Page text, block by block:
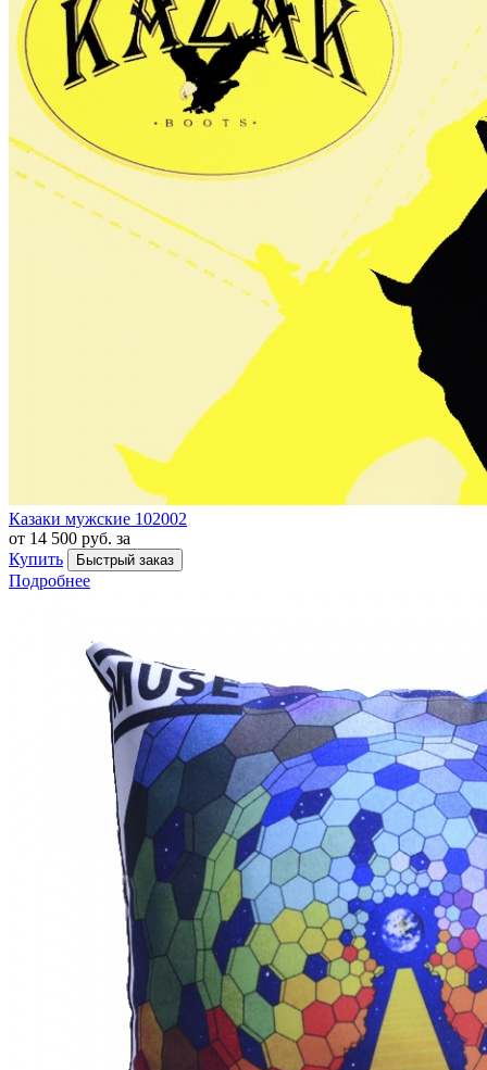
Казаки мужские 102002
от 14 500 руб. за
Купить
Быстрый заказ
Подробнее